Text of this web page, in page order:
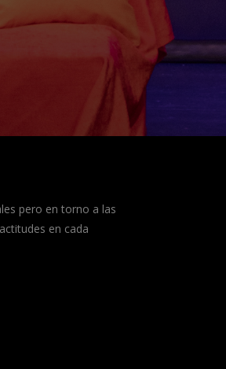
pero en torno a las
en cada